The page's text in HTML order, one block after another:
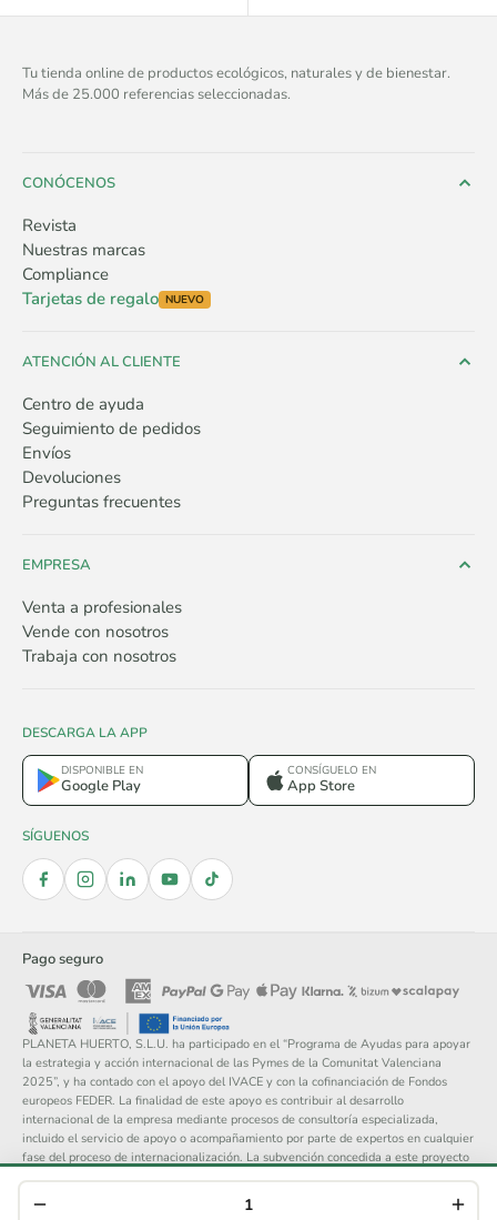
Tu tienda online de productos ecológicos, naturales y de bienestar.
Más de 25.000 referencias seleccionadas.
CONÓCENOS
Revista
Nuestras marcas
Compliance
Tarjetas de regalo NUEVO
ATENCIÓN AL CLIENTE
Centro de ayuda
Seguimiento de pedidos
Envíos
Devoluciones
Preguntas frecuentes
EMPRESA
Venta a profesionales
Vende con nosotros
Trabaja con nosotros
DESCARGA LA APP
DISPONIBLE EN
Google Play
CONSÍGUELO EN
App Store
SÍGUENOS
Pago seguro
PLANETA HUERTO, S.L.U. ha participado en el “Programa de Ayudas para apoyar
la estrategia y acción internacional de las Pymes de la Comunitat Valenciana
2025”, y ha contado con el apoyo del IVACE y con la cofinanciación de Fondos
europeos FEDER. La finalidad de este apoyo es contribuir al desarrollo
internacional de la empresa mediante procesos de consultoría especializada,
incluido el servicio de apoyo o acompañamiento por parte de expertos en cualquier
fase del proceso de internacionalización. La subvención concedida a este proyecto
asciende a 14.148 €.